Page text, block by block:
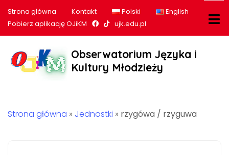
Strona główna Kontakt Polski
English
Pobierz aplikację OJiKM
Nasz profil na Facebook
Nasz profil na tiktok
ujk.edu.pl
Obserwatorium Języka i
Kultury Młodzieży
Strona główna » Jednostki » rzygówa / rzyguwa